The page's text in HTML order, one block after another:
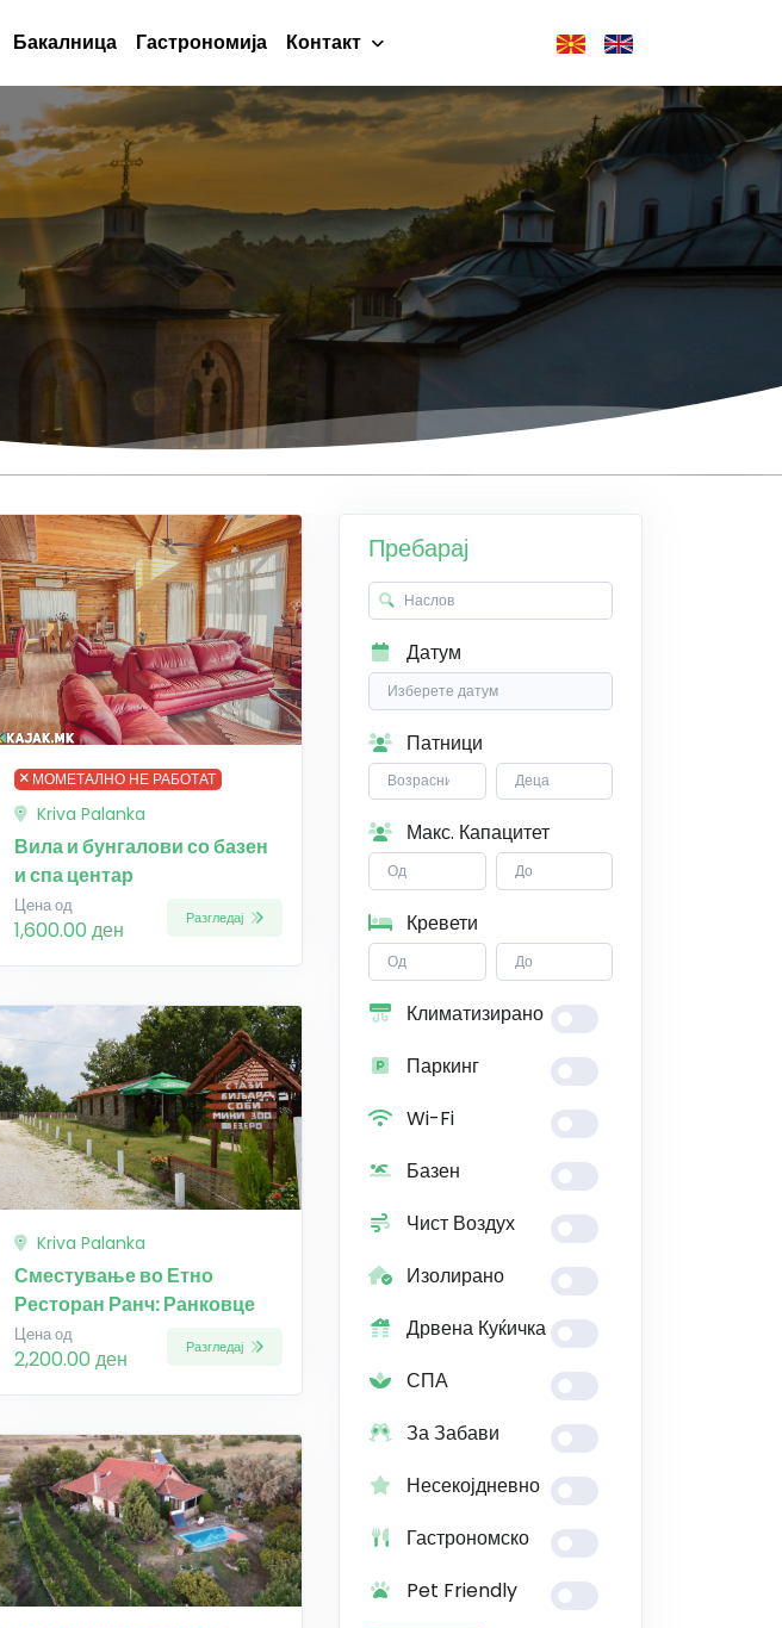
Бакалница Гастрономија Контакт
Пребарај
Датум
Патници
Макс. Капацитет
Кревети
Климатизирано
Паркинг
Wi-Fi
Базен
Чист Воздух
Изолирано
Дрвена Куќичка
СПА
За Забави
Несекојдневно
Гастрономско
Pet Friendly
МОМЕТАЛНО НЕ РАБОТАТ
Kriva Palanka
Вила и бунгалови со базен
и спа центар
Цена од
1,600.00 ден Разгледај
Kriva Palanka
Сместување во Етно
Ресторан Ранч: Ранковце
Цена од
2,200.00 ден Разгледај